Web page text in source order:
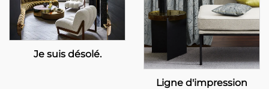
Je suis désolé.
Ligne d'impression